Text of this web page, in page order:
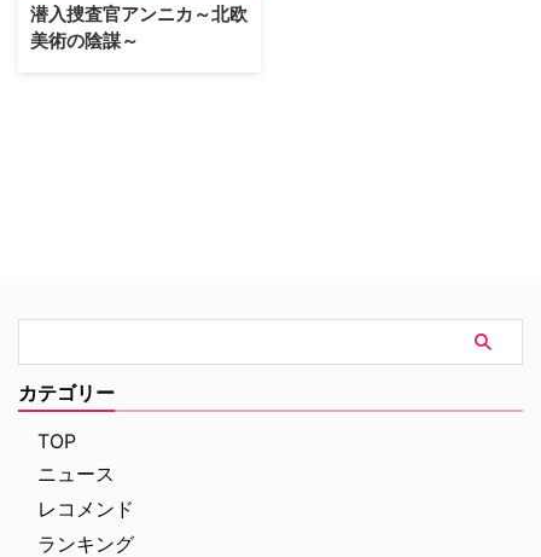
潜入捜査官アンニカ～北欧
美術の陰謀～
カテゴリー
TOP
ニュース
レコメンド
ランキング